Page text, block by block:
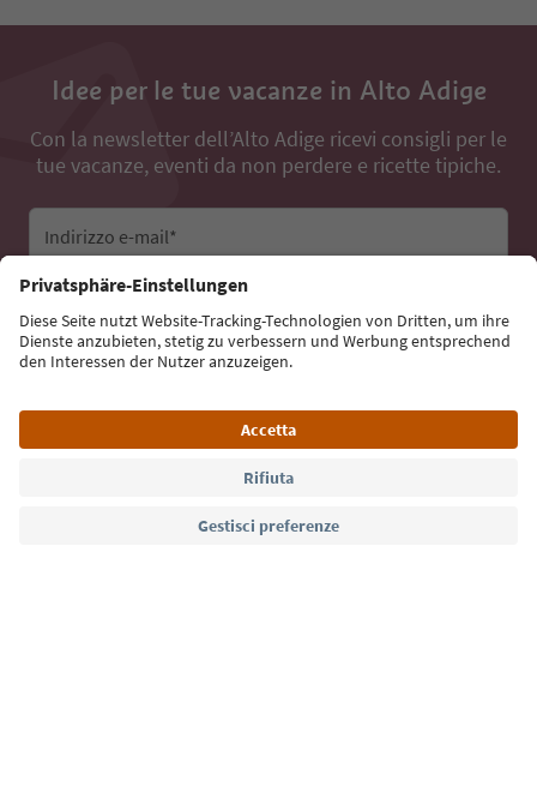
Idee per le tue vacanze in Alto Adige
Con la newsletter dell’Alto Adige ricevi consigli per le
tue vacanze, eventi da non perdere e ricette tipiche.
Indirizzo e-mail*
Iscriviti alla newsletter